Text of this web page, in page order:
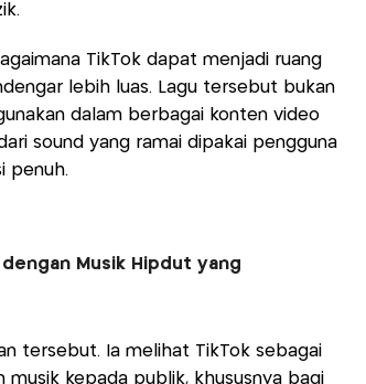
TikTok dapat menjadi ruang
lebih luas. Lagu tersebut bukan
dalam berbagai konten video
sound yang ramai dipakai pengguna
penuh.
Musik Hipdut yang
tersebut. Ia melihat TikTok sebagai
kepada publik, khususnya bagi